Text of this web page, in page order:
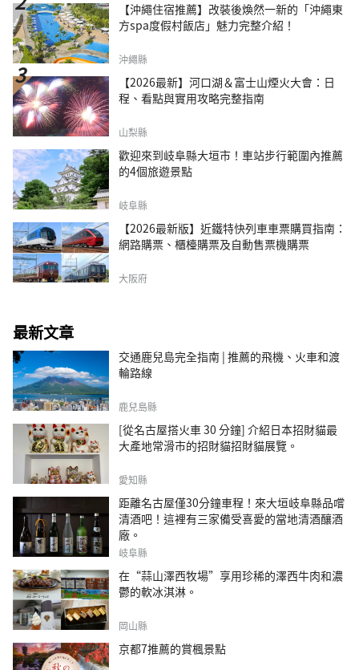
【沖繩住宿推薦】改裝後煥然一新的「沖繩東
方spa度假村飯店」魅力完整介紹！
沖繩縣
【2026最新】河口湖＆富士山煙火大會：日
程、看點與實用攻略完整指南
山梨縣
歡迎來到岐阜縣大垣市！車站步行範圍內推薦
的4個旅遊景點
岐阜縣
【2026最新版】近鐵特快列車車票購買指南：
網路購票、櫃檯購票及自動售票機購票
大阪府
最新文章
交通鹿兒島完全指南 | 推薦的飛機、火車和渡
輪路線
鹿兒島縣
[從名古屋搭火車 30 分鐘] 介紹日本招財貓最
大產地常滑市的招財貓招財貓展覽。
愛知縣
距離名古屋僅30分鐘車程！來大垣岐阜縣品嚐
清酒吧！這裡有三家備受喜愛的當地清酒釀酒
廠。
岐阜縣
在“蒜山澤西牧場”享用珍稀的澤西牛肉和濃
鬱的軟冰淇淋。
岡山縣
京都7推薦的賞楓景點